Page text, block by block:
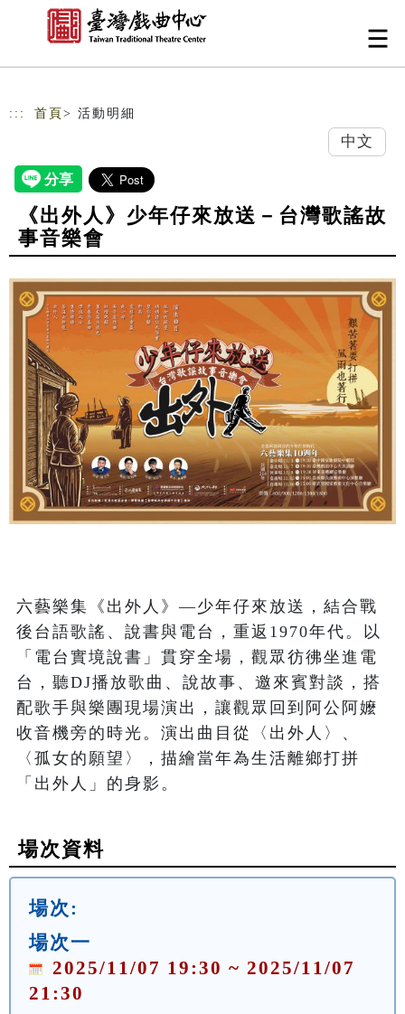
跳到主要內容
網站導覽
::: 首頁 > 活動明細
中文
《出外人》少年仔來放送－台灣歌謠故
事音樂會
六藝樂集《出外人》—少年仔來放送，結合戰
後台語歌謠、說書與電台，重返1970年代。以
「電台實境說書」貫穿全場，觀眾彷彿坐進電
台，聽DJ播放歌曲、說故事、邀來賓對談，搭
配歌手與樂團現場演出，讓觀眾回到阿公阿嬤
收音機旁的時光。演出曲目從〈出外人〉、
〈孤女的願望〉，描繪當年為生活離鄉打拼
「出外人」的身影。
場次資料
場次:
場次一
2025/11/07 19:30 ~ 2025/11/07
21:30